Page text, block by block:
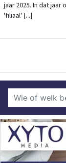
jaar 2025. In dat jaar
'filiaal' [...]